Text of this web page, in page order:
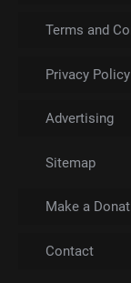
Terms and
Privacy Policy
Advertising
Sitemap
Make a
Contact